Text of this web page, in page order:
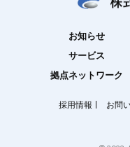
お知らせ
サービス
拠点ネットワーク
採用情報 お問